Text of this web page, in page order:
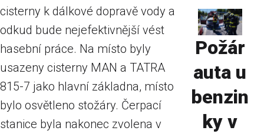
cisterny k dálkové dopravě vody a
odkud bude nejefektivnější vést
hasební práce. Na místo byly
usazeny cisterny MAN a TATRA
815-7 jako hlavní základna, místo
bylo osvětleno stožáry. Čerpací
stanice byla nakonec zvolena v
Požár
auta u
benzin
ky v